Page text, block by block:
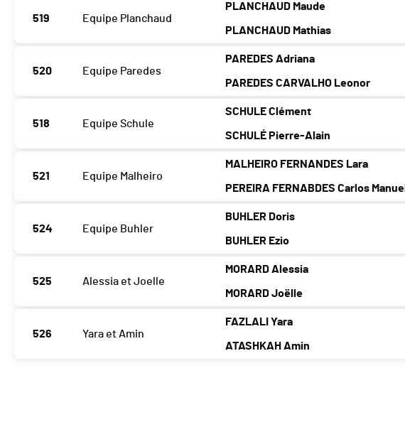
519 Equipe Planchaud
PLANCHAUD Maude
PLANCHAUD Mathias
520 Equipe Paredes
PAREDES Adriana
PAREDES CARVALHO Leonor
518 Equipe Schule
SCHULE Clément
SCHULÉ Pierre-Alain
521 Equipe Malheiro
MALHEIRO FERNANDES Lara
PEREIRA FERNABDES Carlos Manuel
524 Equipe Buhler
BUHLER Doris
BUHLER Ezio
525 Alessia et Joelle
MORARD Alessia
MORARD Joëlle
526 Yara et Amin
FAZLALI Yara
ATASHKAH Amin